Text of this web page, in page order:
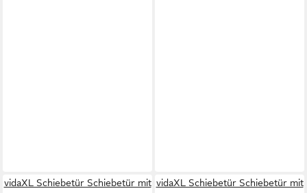
vidaXL Schiebetür Schiebetür mit vidaXL Schiebetür Schiebetür mit